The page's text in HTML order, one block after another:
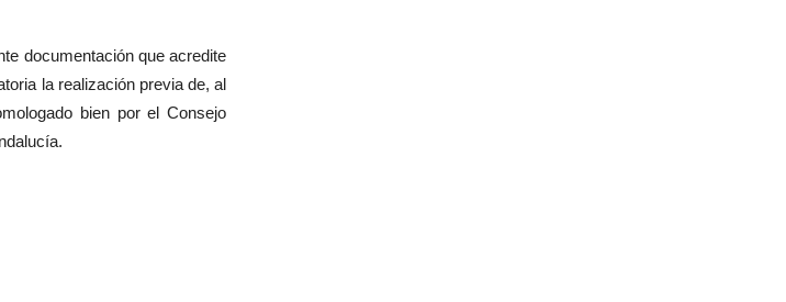
documentación que acredite
la realización previa de, al
bien por el Consejo